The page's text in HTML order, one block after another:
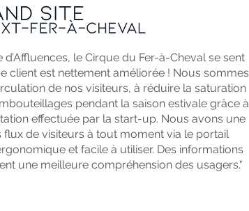
le Cirque du Fer-à-Cheval se sent
client est nettement améliorée ! Nous sommes
de nos visiteurs, à réduire la saturation
pendant la saison estivale grâce à
effectuée par la start-up. Nous avons une
flux de visiteurs à tout moment via le portail
et facile à utiliser. Des informations
une meilleure compréhension des usagers."